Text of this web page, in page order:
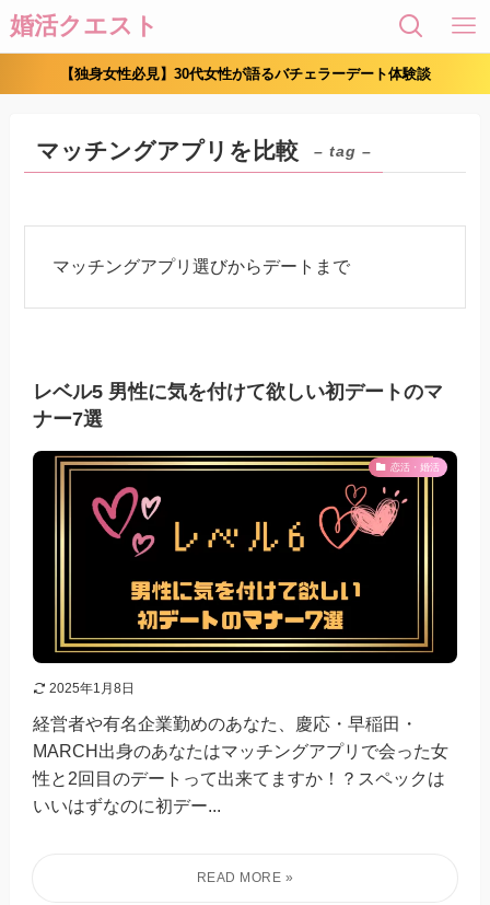
婚活クエスト
【独身女性必見】30代女性が語るバチェラーデート体験談
マッチングアプリを比較 – tag –
マッチングアプリ選びからデートまで
レベル5 男性に気を付けて欲しい初デートのマ
ナー7選
恋活・婚活
2025年1月8日
経営者や有名企業勤めのあなた、慶応・早稲田・
MARCH出身のあなたはマッチングアプリで会った女
性と2回目のデートって出来てますか！？スペックは
いいはずなのに初デー...